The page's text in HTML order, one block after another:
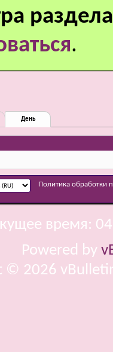
.
День
Политика обработки
время:
Powered by
© 2026